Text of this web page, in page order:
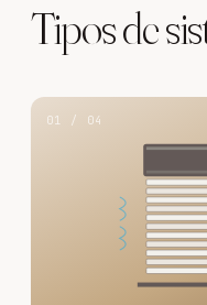
Tipos de
01 / 04